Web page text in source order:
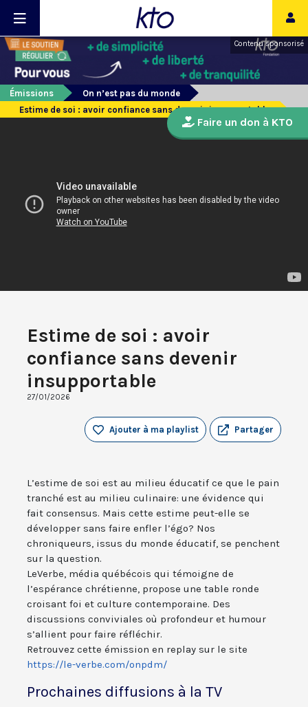
Contenu sponsorisé
Émissions
On n’est pas du monde
Estime de soi : avoir confiance sans devenir insupportable
Estime de soi : avoir
confiance sans devenir
insupportable
27/01/2026
Partager
Ajouter à ma playlist
L’estime de soi est au milieu éducatif ce que le pain
tranché est au milieu culinaire: une évidence qui
fait consensus. Mais cette estime peut-elle se
développer sans faire enfler l’égo? Nos
chroniqueurs, issus du monde éducatif, se penchent
sur la question.
LeVerbe, média québécois qui témoigne de
l’espérance chrétienne, propose une table ronde
croisant foi et culture contemporaine. Des
discussions conviviales où profondeur et humour
s’allient pour faire réfléchir.
Retrouvez cette émission en replay sur le site
https://le-verbe.com/onpdm/
Prochaines diffusions à la TV
Faire un don à KTO